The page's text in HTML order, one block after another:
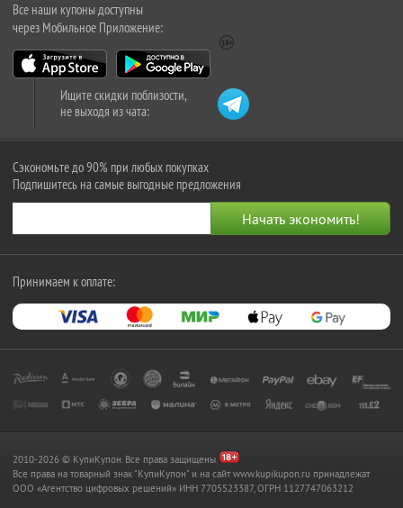
Все наши купоны доступны
через Мобильное Приложение:
Ищите скидки поблизости,
не выходя из чата:
Сэкономьте до 90% при любых покупках
Подпишитесь на самые выгодные предложения
Принимаем к оплате:
2010-2026 © КупиКупон. Все права защищены.
Все права на товарный знак "КупиКупон" и на сайт www.kupikupon.ru принадлежат
OOO «Агентство цифровых решений» ИНН 7705523387, ОГРН 1127747063212